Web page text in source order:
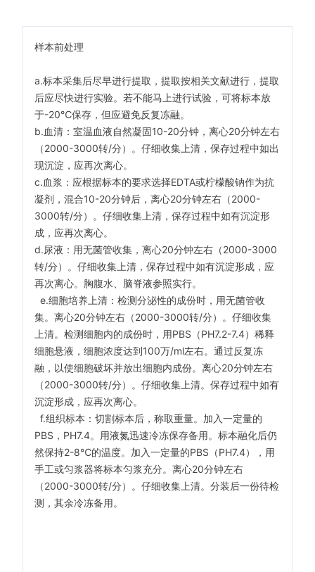
样本前处理
a.标本采集后尽早进行提取，提取按相关文献进行，提取
后应尽快进行实验。若不能马上进行试验，可将标本放
于-20℃保存，但应避免反复冻融。
b.血清：室温血液自然凝固10-20分钟，离心20分钟左右
（2000-3000转/分）。仔细收集上清，保存过程中如出
现沉淀，应再次离心。
c.血浆：应根据标本的要求选择EDTA或柠檬酸钠作为抗
凝剂，混合10-20分钟后，离心20分钟左右（2000-
3000转/分）。仔细收集上清，保存过程中如有沉淀形
成，应再次离心。
d.尿液：用无菌管收集，离心20分钟左右（2000-3000
转/分）。仔细收集上清，保存过程中如有沉淀形成，应
再次离心。胸腹水、脑脊液参照实行。
e.细胞培养上清：检测分泌性的成份时，用无菌管收
集。离心20分钟左右（2000-3000转/分）。仔细收集
上清。检测细胞内的成份时，用PBS（PH7.2-7.4）稀释
细胞悬液，细胞浓度达到100万/ml左右。通过反复冻
融，以使细胞破坏并放出细胞内成份。离心20分钟左右
（2000-3000转/分）。仔细收集上清。保存过程中如有
沉淀形成，应再次离心。
f.组织标本：切割标本后，称取重量。加入一定量的
PBS，PH7.4。用液氮迅速冷冻保存备用。标本融化后仍
然保持2-8℃的温度。加入一定量的PBS（PH7.4），用
手工或匀浆器将标本匀浆充分。离心20分钟左右
（2000-3000转/分）。仔细收集上清。分装后一份待检
测，其余冷冻备用。